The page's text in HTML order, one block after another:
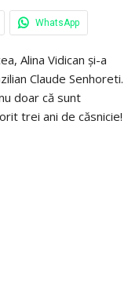
WhatsApp
Alina Vidican și-a
Claude Senhoreti.
doar că sunt
trei ani de căsnicie!